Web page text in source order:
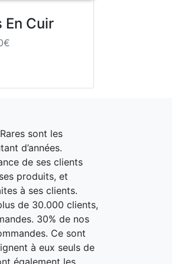
En Cuir
sont les
d’années.
de ses clients
produits, et
à ses clients.
de 30.000 clients,
30% de nos
Ce sont
à eux seuls de